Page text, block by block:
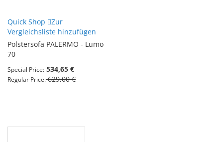
Quick Shop
Zur
Vergleichsliste hinzufügen
Polstersofa PALERMO - Lumo
70
Special Price 534,65 €
Regular Price 629,00 €